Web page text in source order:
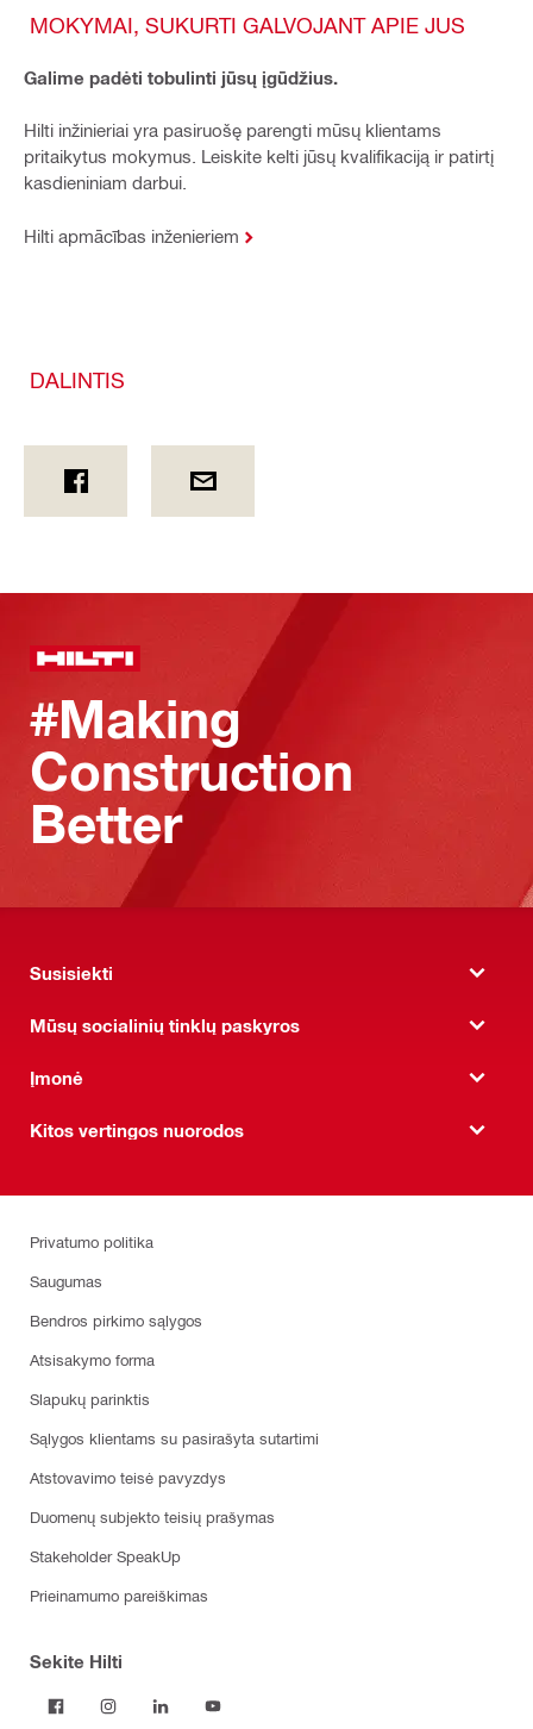
MOKYMAI, SUKURTI GALVOJANT APIE JUS
Galime padėti tobulinti jūsų įgūdžius.
Hilti inžinieriai yra pasiruošę parengti mūsų klientams
pritaikytus mokymus. Leiskite kelti jūsų kvalifikaciją ir patirtį
kasdieniniam darbui.
Hilti apmācības inženieriem
DALINTIS
#Making
Construction
Better
Susisiekti
Mūsų socialinių tinklų paskyros
Įmonė
Kitos vertingos nuorodos
Privatumo politika
Saugumas
Bendros pirkimo sąlygos
Atsisakymo forma
Slapukų parinktis
Sąlygos klientams su pasirašyta sutartimi
Atstovavimo teisė pavyzdys
Duomenų subjekto teisių prašymas
Stakeholder SpeakUp
Prieinamumo pareiškimas
Sekite Hilti